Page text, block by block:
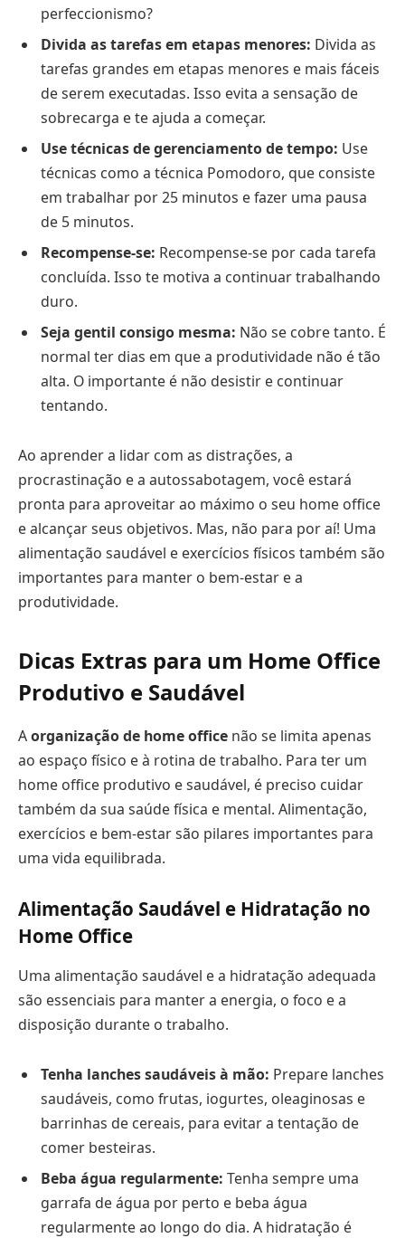
perfeccionismo?
Divida as tarefas em etapas menores: Divida as
tarefas grandes em etapas menores e mais fáceis
de serem executadas. Isso evita a sensação de
sobrecarga e te ajuda a começar.
Use técnicas de gerenciamento de tempo: Use
técnicas como a técnica Pomodoro, que consiste
em trabalhar por 25 minutos e fazer uma pausa
de 5 minutos.
Recompense-se: Recompense-se por cada tarefa
concluída. Isso te motiva a continuar trabalhando
duro.
Seja gentil consigo mesma: Não se cobre tanto. É
normal ter dias em que a produtividade não é tão
alta. O importante é não desistir e continuar
tentando.
Ao aprender a lidar com as distrações, a
procrastinação e a autossabotagem, você estará
pronta para aproveitar ao máximo o seu home office
e alcançar seus objetivos. Mas, não para por aí! Uma
alimentação saudável e exercícios físicos também são
importantes para manter o bem-estar e a
produtividade.
Dicas Extras para um Home Office
Produtivo e Saudável
Aorganização de home office não se limita apenas
ao espaço físico e à rotina de trabalho. Para ter um
home office produtivo e saudável, é preciso cuidar
também da sua saúde física e mental. Alimentação,
exercícios e bem-estar são pilares importantes para
uma vida equilibrada.
Alimentação Saudável e Hidratação no
Home Office
Uma alimentação saudável e a hidratação adequada
são essenciais para manter a energia, o foco e a
disposição durante o trabalho.
Tenha lanches saudáveis à mão: Prepare lanches
saudáveis, como frutas, iogurtes, oleaginosas e
barrinhas de cereais, para evitar a tentação de
comer besteiras.
Beba água regularmente: Tenha sempre uma
garrafa de água por perto e beba água
regularmente ao longo do dia. A hidratação é